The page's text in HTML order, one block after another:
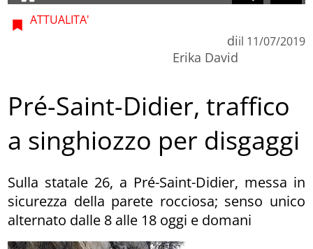
ATTUALITA'
di
Erika David
il 11/07/2019
Pré-Saint-Didier, traffico
a singhiozzo per disgaggi
Sulla statale 26, a Pré-Saint-Didier, messa in
sicurezza della parete rocciosa; senso unico
alternato dalle 8 alle 18 oggi e domani